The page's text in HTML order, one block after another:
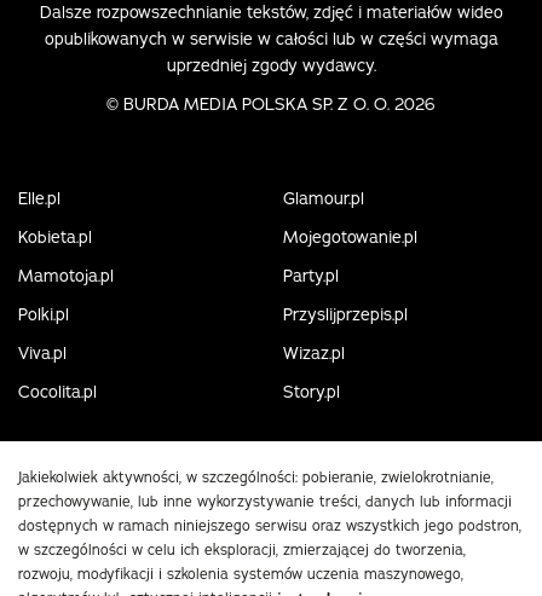
Dalsze rozpowszechnianie tekstów, zdjęć i materiałów wideo
opublikowanych w serwisie w całości lub w części wymaga
uprzedniej zgody wydawcy.
© BURDA MEDIA POLSKA SP. Z O. O. 2026
Elle.pl
Glamour.pl
Kobieta.pl
Mojegotowanie.pl
Mamotoja.pl
Party.pl
Polki.pl
Przyslijprzepis.pl
Viva.pl
Wizaz.pl
Cocolita.pl
Story.pl
Jakiekolwiek aktywności, w szczególności: pobieranie, zwielokrotnianie,
przechowywanie, lub inne wykorzystywanie treści, danych lub informacji
dostępnych w ramach niniejszego serwisu oraz wszystkich jego podstron,
w szczególności w celu ich eksploracji, zmierzającej do tworzenia,
rozwoju, modyfikacji i szkolenia systemów uczenia maszynowego,